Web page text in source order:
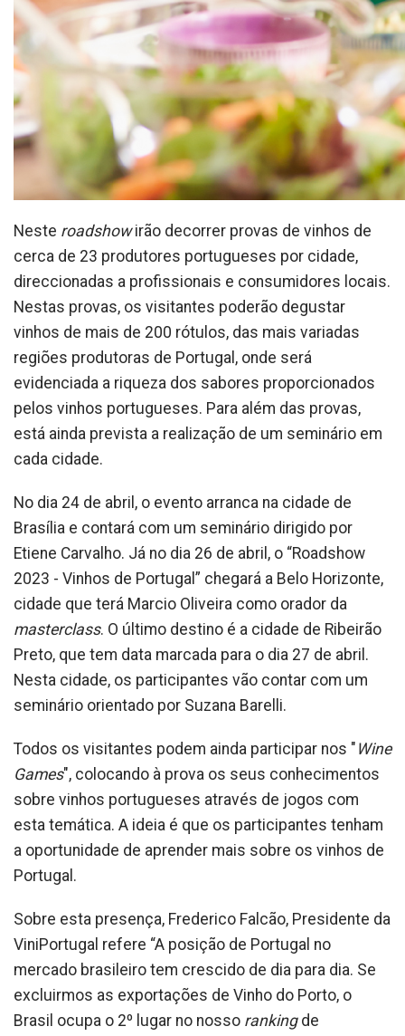
Neste roadshowirão decorrer provas de vinhos de
cerca de 23 produtores portugueses por cidade,
direccionadas a profissionais e consumidores locais.
Nestas provas, os visitantes poderão degustar
vinhos de mais de 200 rótulos, das mais variadas
regiões produtoras de Portugal, onde será
evidenciada a riqueza dos sabores proporcionados
pelos vinhos portugueses. Para além das provas,
está ainda prevista a realização de um seminário em
cada cidade.
No dia 24 de abril, o evento arranca na cidade de
Brasília e contará com um seminário dirigido por
Etiene Carvalho. Já no dia 26 de abril, o “Roadshow
2023 - Vinhos de Portugal” chegará a Belo Horizonte,
cidade que terá Marcio Oliveira como orador da
masterclass. O último destino é a cidade de Ribeirão
Preto, que tem data marcada para o dia 27 de abril.
Nesta cidade, os participantes vão contar com um
seminário orientado por Suzana Barelli.
Todos os visitantes podem ainda participar nos " Wine
Games", colocando à prova os seus conhecimentos
sobre vinhos portugueses através de jogos com
esta temática. A ideia é que os participantes tenham
a oportunidade de aprender mais sobre os vinhos de
Portugal.
Sobre esta presença, Frederico Falcão, Presidente da
ViniPortugal refere “A posição de Portugal no
mercado brasileiro tem crescido de dia para dia. Se
excluirmos as exportações de Vinho do Porto, o
Brasil ocupa o 2º lugar no nosso ranking de